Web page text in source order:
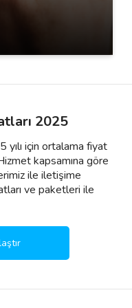
2025
yılı için ortalama fiyat
kapsamına göre
ile iletişime
ve paketleri ile